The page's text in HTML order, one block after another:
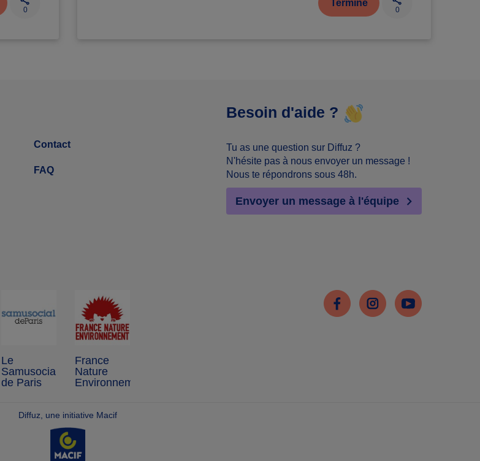
0
Terminé
0
Contact
FAQ
Besoin d'aide ?
Tu as une question sur Diffuz ?
N'hésite pas à nous envoyer un message !
Nous te répondrons sous 48h.
Envoyer un message à l'équipe
Le
Samusocial
de Paris
France
Nature
Environnement
FacebookInstagramYoutube
Diffuz, une initiative Macif